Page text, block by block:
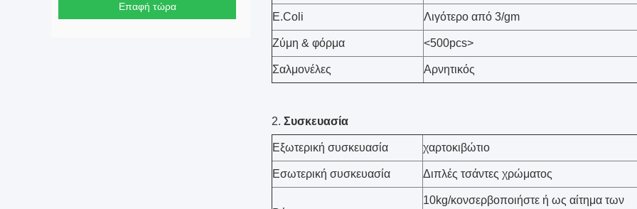
Επαφή τώρα
E.Coli Λιγότερο από 3/gm
Ζύμη & φόρμα <500pcs>
Σαλμονέλες Αρνητικός
2. Συσκευασία
Εξωτερική συσκευασία χαρτοκιβώτιο
Εσωτερική συσκευασία Διπλές τσάντες χρώματος
10kg/κονσερβοποιήστε ή ως αίτημα των